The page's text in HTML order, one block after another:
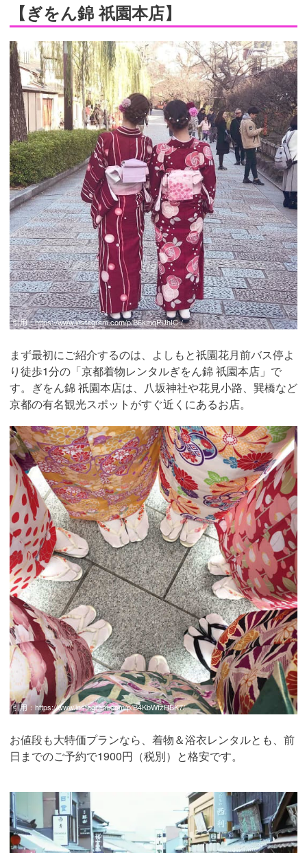
【ぎをん錦 祇園本店】
引用：https://www.instagram.com/p/B6kmqPUhIC-/
まず最初にご紹介するのは、よしもと祇園花月前バス停よ
り徒歩1分の「京都着物レンタルぎをん錦 祇園本店」で
す。ぎをん錦 祇園本店は、八坂神社や花見小路、巽橋など
京都の有名観光スポットがすぐ近くにあるお店。
引用：https://www.instagram.com/p/B4KbWfzHBK7/
お値段も大特価プランなら、着物＆浴衣レンタルとも、前
日までのご予約で1900円（税別）と格安です。